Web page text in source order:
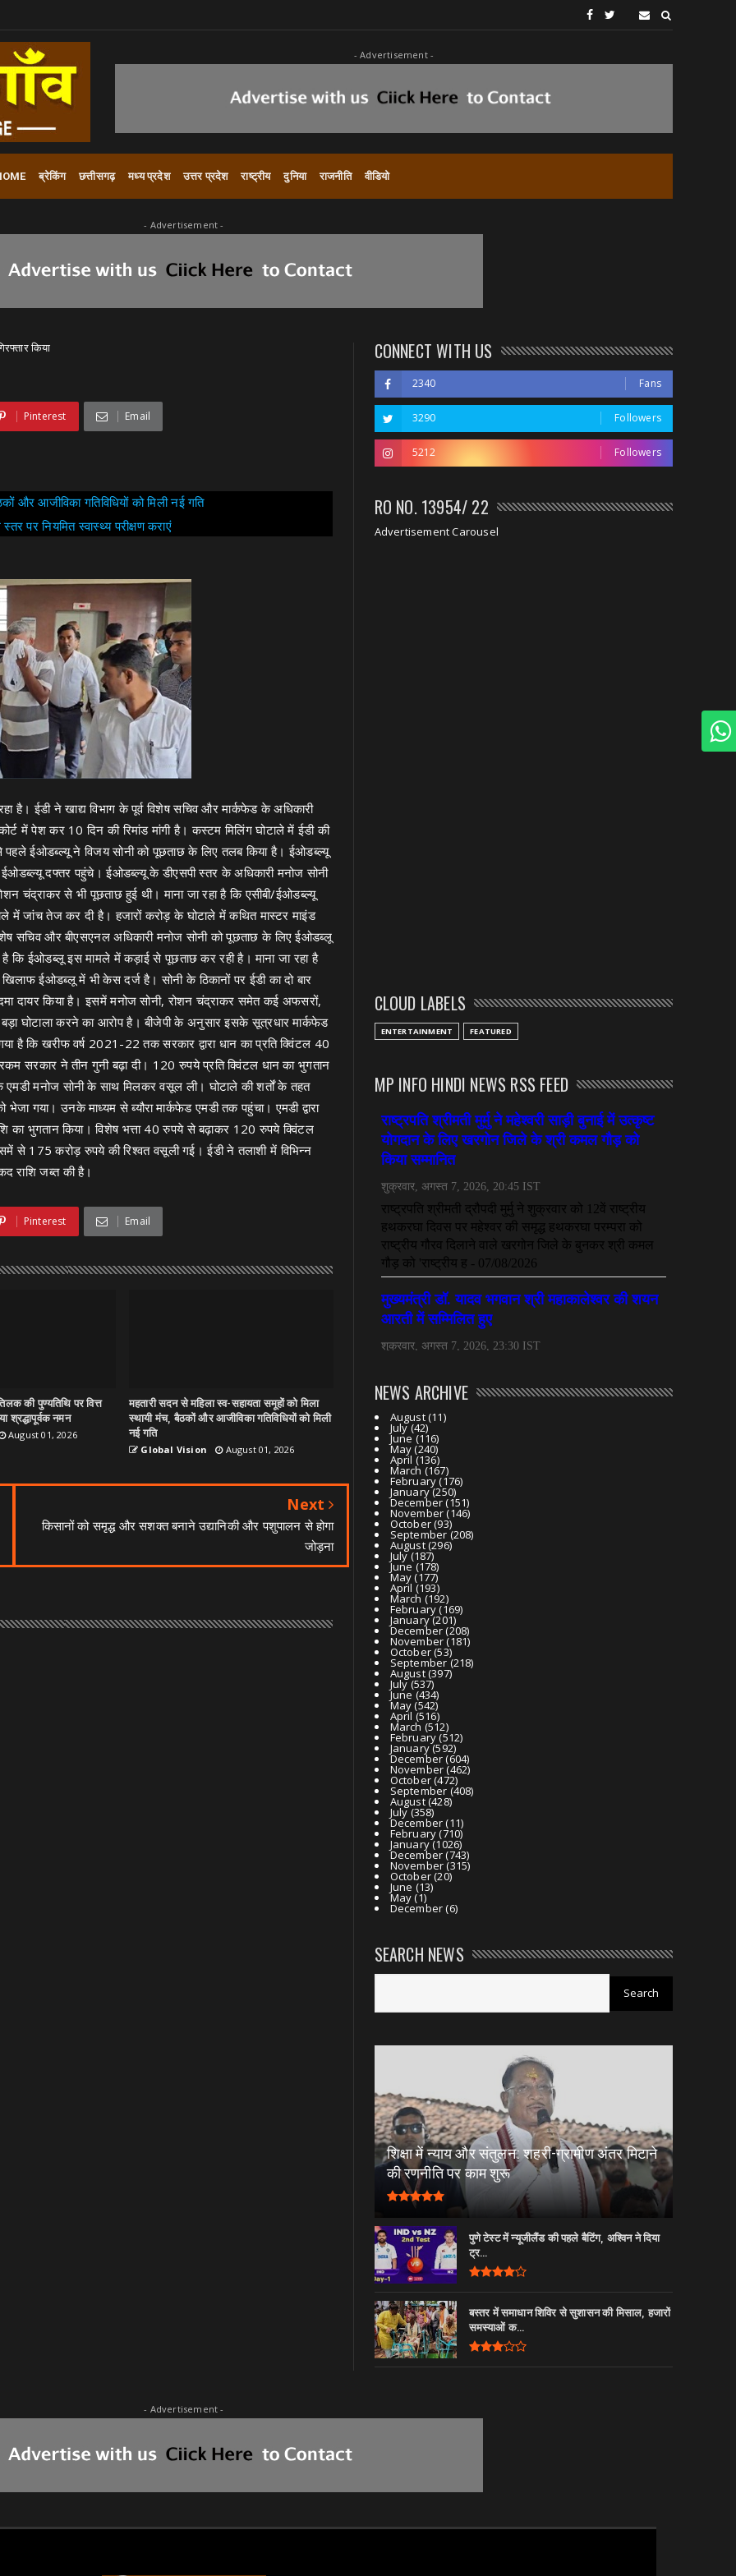
- Advertisement -
ब्रेकिंग छत्तीसगढ़ मध्य प्रदेश उत्तर प्रदेश राष्ट्रीय दुनिया राजनीति वीडियो
- Advertisement -
किया
Pinterest Email
और आजीविका गतिविधियों को मिली नई गति
पर नियमित स्वास्थ्य परीक्षण कराएं
ईडी ने खाद्य विभाग के पूर्व विशेष सचिव और मार्कफेड के अधिकारी
में पेश कर 10 दिन की रिमांड मांगी है। कस्टम मिलिंग घोटाले में ईडी की
ईओडब्ल्यू ने विजय सोनी को पूछताछ के लिए तलब किया है। ईओडब्ल्यू
ईओडब्ल्यू दफ्तर पहुंचे। ईओडब्ल्यू के डीएसपी स्तर के अधिकारी मनोज सोनी
चंद्राकर से भी पूछताछ हुई थी। माना जा रहा है कि एसीबी/ईओडब्ल्यू
में जांच तेज कर दी है। हजारों करोड़ के घोटाले में कथित मास्टर माइंड
सचिव और बीएसएनल अधिकारी मनोज सोनी को पूछताछ के लिए ईओडब्लू
कि ईओडब्लू इस मामले में कड़ाई से पूछताछ कर रही है। माना जा रहा है
ईओडब्लू में भी केस दर्ज है। सोनी के ठिकानों पर ईडी का दो बार
दायर किया है। इसमें मनोज सोनी, रोशन चंद्राकर समेत कई अफसरों,
घोटाला करने का आरोप है। बीजेपी के अनुसार इसके सूत्रधार मार्कफेड
है कि खरीफ वर्ष 2021-22 तक सरकार द्वारा धान का प्रति क्विंटल 40
सरकार ने तीन गुनी बढ़ा दी। 120 रुपये प्रति क्विंटल धान का भुगतान
मनोज सोनी के साथ मिलकर वसूल ली। घोटाले की शर्तों के तहत
गया। उनके माध्यम से ब्यौरा मार्कफेड एमडी तक पहुंचा। एमडी द्वारा
का भुगतान किया। विशेष भत्ता 40 रुपये से बढ़ाकर 120 रुपये क्विंटल
175 करोड़ रुपये की रिश्वत वसूली गई। ईडी ने तलाशी में विभिन्न
राशि जब्त की है।
Pinterest Email
की पुण्यतिथि पर वित्त
श्रद्धापूर्वक नमन
August 01, 2026
महतारी सदन से महिला स्व-सहायता समूहों को मिला
स्थायी मंच, बैठकों और आजीविका गतिविधियों को मिली
नई गति
Global Vision August 01, 2026
Next
किसानों को समृद्ध और सशक्त बनाने उद्यानिकी और पशुपालन से होगा
जोड़ना
CONNECT WITH US
2340 Fans
3290 Followers
5212 Followers
RO NO. 13954/ 22
Advertisement Carousel
CLOUD LABELS
ENTERTAINMENT FEATURED
MP INFO HINDI NEWS RSS FEED
NEWS ARCHIVE
August(11)
July(42)
June(116)
May(240)
April (136)
March (167)
February(176)
January(250)
December(151)
November(146)
October(93)
September(208)
August(296)
July(187)
June(178)
May(177)
April (193)
March (192)
February(169)
January(201)
December(208)
November(181)
October(53)
September(218)
August(397)
July(537)
June(434)
May(542)
April (516)
March (512)
February(512)
January(592)
December(604)
November(462)
October(472)
September (408)
August(428)
July(358)
December(11)
February(710)
January(1026)
December(743)
November(315)
October(20)
June (13)
May(1)
December(6)
SEARCH NEWS
शिक्षा में न्याय और संतुलन: शहरी-ग्रामीण अंतर मिटाने
की रणनीति पर काम शुरू
पुणे टेस्ट में न्यूजीलैंड की पहले बैटिंग, अश्विन ने दिया
ट्र...
बस्तर में समाधान शिविर से सुशासन की मिसाल, हजारों
समस्याओं क...
- Advertisement -